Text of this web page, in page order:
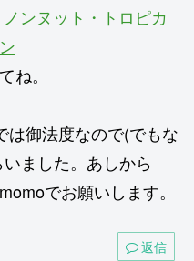
ノンヌット・トロピカ
ね。
は御法度なので(でもな
ました。あしから
でお願いします。
返信